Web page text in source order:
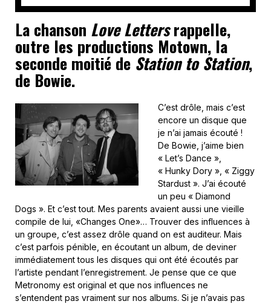
La chanson Love Lettersrappelle,
outre les productions Motown, la
seconde moitié de Station to Station,
de Bowie.
C’est drôle, mais c’est
encore un disque que
je n’ai jamais écouté !
De Bowie, j’aime bien
« Let’s Dance »,
« Hunky Dory », « Ziggy
Stardust ». J’ai écouté
un peu « Diamond
Dogs ». Et c’est tout. Mes parents avaient aussi une vieille
compile de lui, «Changes One»… Trouver des influences à
un groupe, c’est assez drôle quand on est auditeur. Mais
c’est parfois pénible, en écoutant un album, de deviner
immédiatement tous les disques qui ont été écoutés par
l’artiste pendant l’enregistrement. Je pense que ce que
Metronomy est original et que nos influences ne
s’entendent pas vraiment sur nos albums. Si je n’avais pas